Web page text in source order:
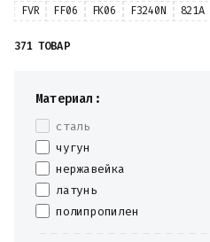
Задвижки
Краны
Затворы
Компенсаторы
Крепеж
Прокладки и уплотнения
Теплоизоляция
Металлопрокат
FVR FF06 FK06 F3240N 821A
371 ТОВАР
Материал:
сталь
чугун
нержавейка
латунь
полипропилен